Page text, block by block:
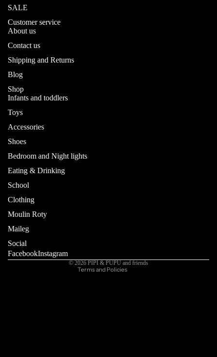
SALE
Customer service
About us
Contact us
Shipping and Returns
Blog
Shop
Infants and toddlers
Toys
Accessories
Shoes
Bedroom and Night lights
Eating & Drinking
School
Clothing
Moulin Roty
Maileg
Social
FacebookInstagram
© 2026 PIPI & PUPU and friends
Terms and Policies
Cancellation policy